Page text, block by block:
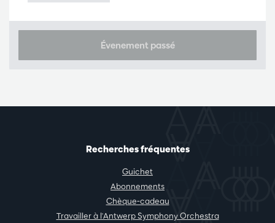
Évenement passé
Recherches fréquentes
Guichet
Abonnements
Chèque-cadeau
Travailler à l'Antwerp Symphony Orchestra